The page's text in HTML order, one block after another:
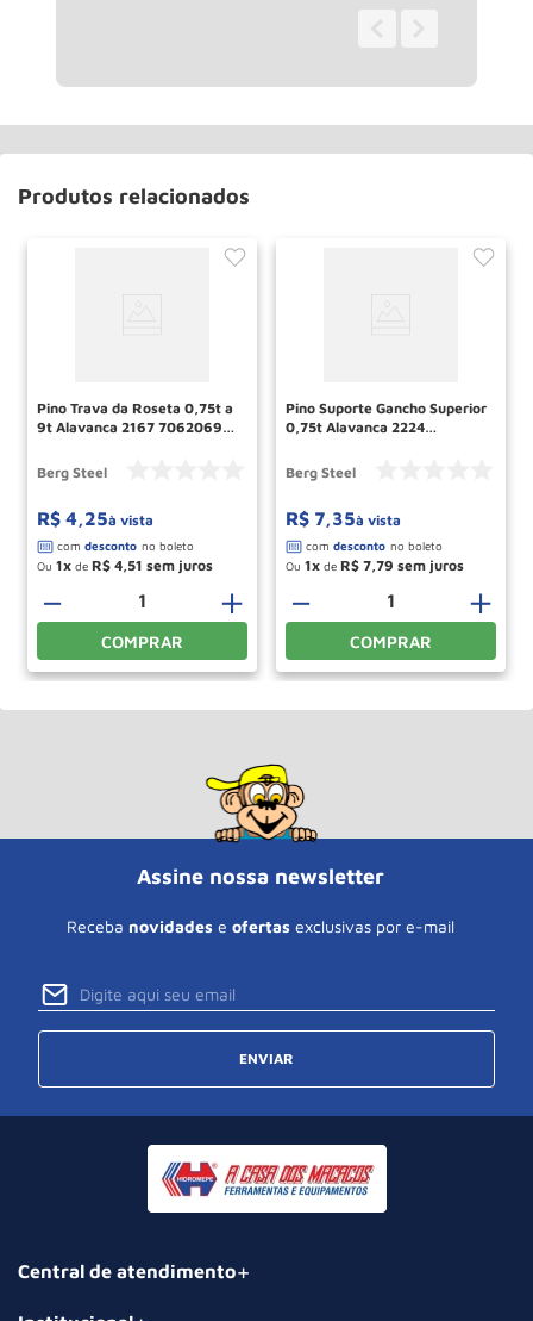
Produtos relacionados
Pino Trava da Roseta 0,75t a
9t Alavanca 2167 70620690
Berg Steel
R$ 4,25à vista
Ou 1 de R$ 4 51
＋
－
COMPRAR
Pino Suporte Gancho Superior
0,75t Alavanca 2224
Berg Steel
R$ 7,35à vista
Ou 1 de R$ 7 79
＋
－
COMPRAR
Assine nossa newsletter
Receba novidades e ofertas exclusivas por e-mail
ENVIAR
Central de atendimento